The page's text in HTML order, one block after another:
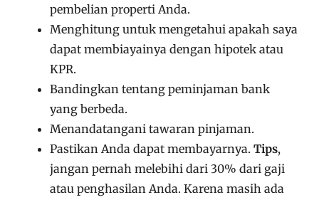
pembelian properti Anda.
Menghitung untuk mengetahui apakah saya
dapat membiayainya dengan hipotek atau
KPR.
Bandingkan tentang peminjaman bank
yang berbeda.
Menandatangani tawaran pinjaman.
Pastikan Anda dapat membayarnya. Tips,
jangan pernah melebihi dari 30% dari gaji
atau penghasilan Anda. Karena masih ada